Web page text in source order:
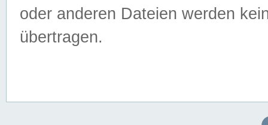
oder anderen Dateien werden
übertragen.